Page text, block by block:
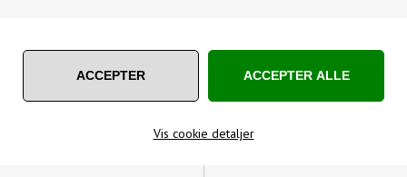
Vis cookie detaljer
SPØRG OS
bruges til at slibe træoverflader, fjerne gammel maling